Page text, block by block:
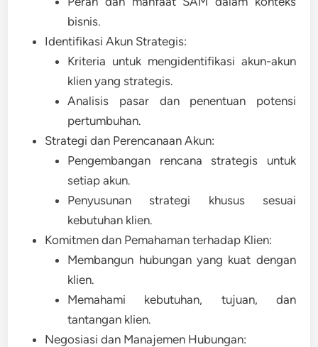
bisnis.
Identifikasi Akun Strategis:
Kriteria untuk mengidentifikasi akun-akun
klien yang strategis.
Analisis pasar dan penentuan potensi
pertumbuhan.
Strategi dan Perencanaan Akun:
Pengembangan rencana strategis untuk
setiap akun.
Penyusunan strategi khusus sesuai
kebutuhan klien.
Komitmen dan Pemahaman terhadap Klien:
Membangun hubungan yang kuat dengan
klien.
Memahami kebutuhan, tujuan, dan
tantangan klien.
Negosiasi dan Manajemen Hubungan: